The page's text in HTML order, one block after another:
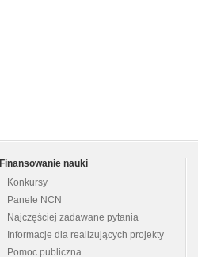
Finansowanie nauki
Konkursy
Panele NCN
Najczęściej zadawane pytania
Informacje dla realizujących projekty
Pomoc publiczna